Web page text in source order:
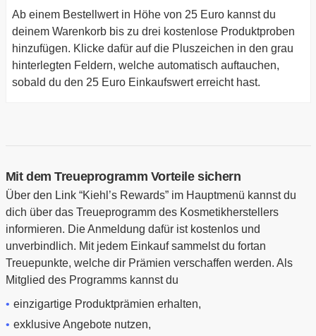
Ab einem Bestellwert in Höhe von 25 Euro kannst du
deinem Warenkorb bis zu drei kostenlose Produktproben
hinzufügen. Klicke dafür auf die Pluszeichen in den grau
hinterlegten Feldern, welche automatisch auftauchen,
sobald du den 25 Euro Einkaufswert erreicht hast.
Mit dem Treueprogramm Vorteile sichern
Über den Link “Kiehl’s Rewards” im Hauptmenü kannst du
dich über das Treueprogramm des Kosmetikherstellers
informieren. Die Anmeldung dafür ist kostenlos und
unverbindlich. Mit jedem Einkauf sammelst du fortan
Treuepunkte, welche dir Prämien verschaffen werden. Als
Mitglied des Programms kannst du
einzigartige Produktprämien erhalten,
exklusive Angebote nutzen,